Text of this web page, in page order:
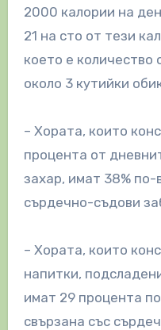
2000 калории на
21 на сто от тези
което е количество
около 3 кутийки
– Хората, които
процента от
захар, имат 38% по-
сърдечно-съдови
– Хората, които
напитки,
имат 29 процента
свързана със